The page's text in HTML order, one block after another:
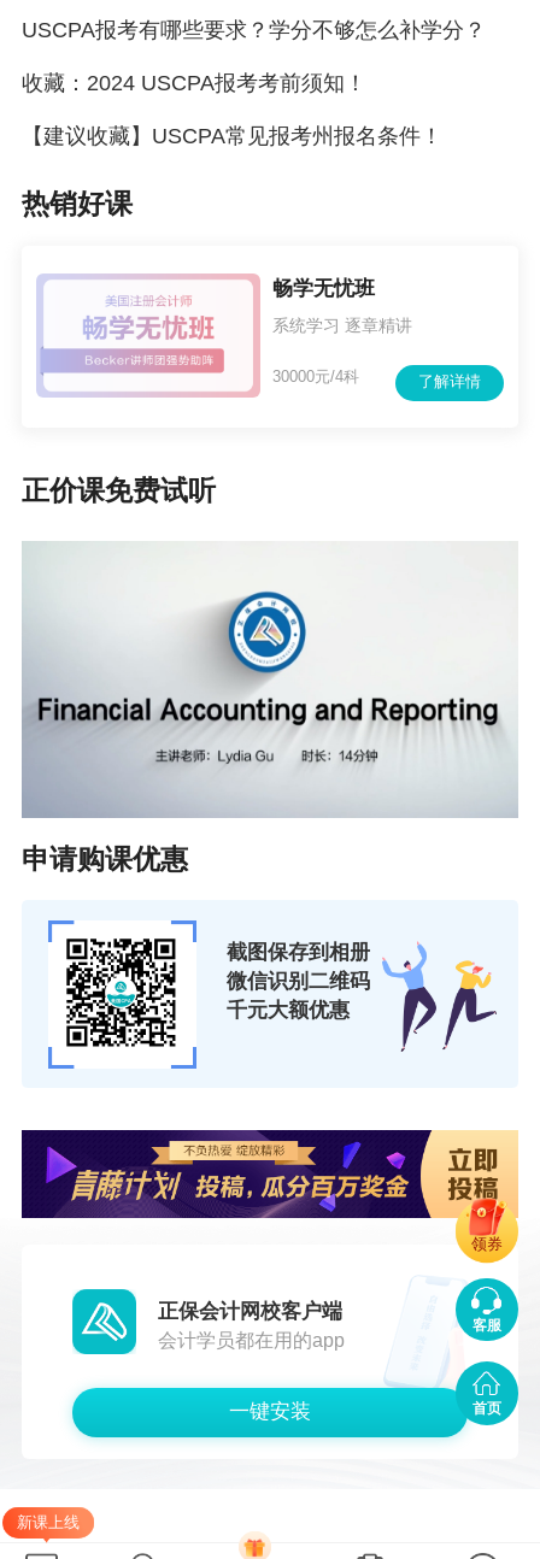
USCPA报考有哪些要求？学分不够怎么补学分？
收藏：2024 USCPA报考考前须知！
【建议收藏】USCPA常见报考州报名条件！
热销好课
畅学无忧班
系统学习 逐章精讲
了解详情
30000元/4科
正价课免费试听
申请购课优惠
截图保存到相册
微信识别二维码
千元大额优惠
正保会计网校客户端
会计学员都在用的app
一键安装
新课上线
客服
首页
领券